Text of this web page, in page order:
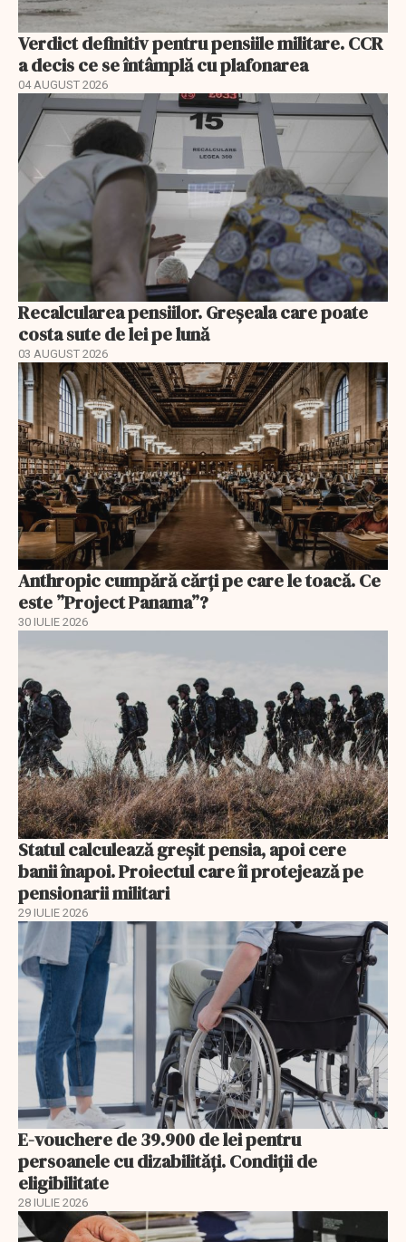
Verdict definitiv pentru pensiile militare. CCR
a decis ce se întâmplă cu plafonarea
04 AUGUST 2026
Recalcularea pensiilor. Greșeala care poate
costa sute de lei pe lună
03 AUGUST 2026
Anthropic cumpără cărți pe care le toacă. Ce
este ”Project Panama”?
30 IULIE 2026
Statul calculează greșit pensia, apoi cere
banii înapoi. Proiectul care îi protejează pe
pensionarii militari
29 IULIE 2026
E-vouchere de 39.900 de lei pentru
persoanele cu dizabilități. Condiții de
eligibilitate
28 IULIE 2026